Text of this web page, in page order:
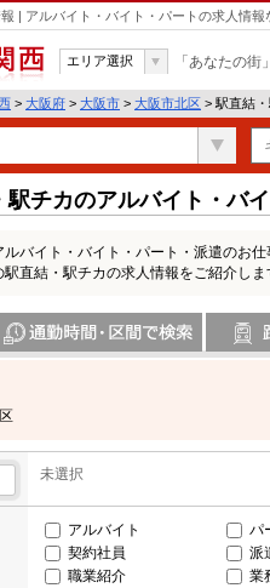
| アルバイト・バイト・パートの求人情報
西
エリア選択 「あなたの
> 大阪府 > 大阪市 > 大阪市北区 > 駅直結
駅チカのアルバイト・バ
バイト・バイト・パート・派遣のお仕
直結・駅チカの求人情報をご紹介しま
未選択
アルバイト パ
契約社員
派
職業紹介
業